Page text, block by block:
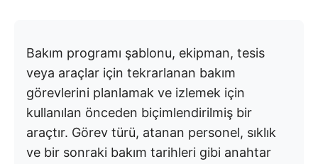
Bakım programı şablonu, ekipman, tesis
veya araçlar için tekrarlanan bakım
görevlerini planlamak ve izlemek için
kullanılan önceden biçimlendirilmiş bir
araçtır. Görev türü, atanan personel, sıklık
ve bir sonraki bakım tarihleri gibi anahtar